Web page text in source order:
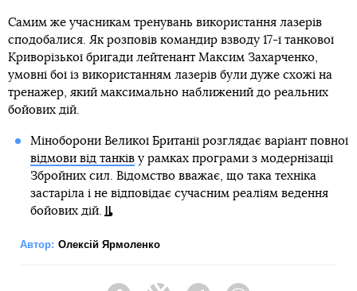
Самим же учасникам тренувань використання лазерів
сподобалися. Як розповів командир взводу 17-ї танкової
Криворізької бригади лейтенант Максим Захарченко,
умовні бої із використанням лазерів були дуже схожі на
тренажер, який максимально наближений до реальних
бойових дій.
Міноборони Великої Британії розглядає варіант повної
відмови від танківу рамках програми з модернізації
Збройних сил. Відомство вважає, що така техніка
застаріла і не відповідає сучасним реаліям ведення
бойових дій.
Автор: Олексій Ярмоленко